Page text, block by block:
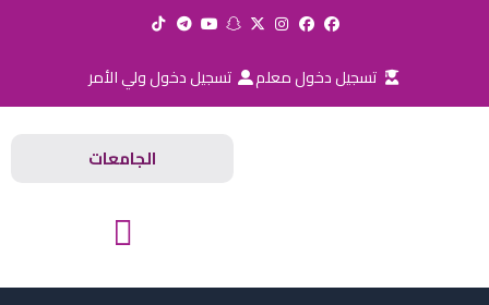
تسجيل دخول معلم تسجيل دخول ولي الأمر
الجامعات